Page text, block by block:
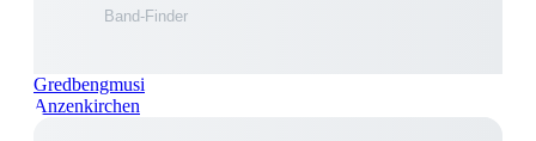
Gredbengmusi
Anzenkirchen